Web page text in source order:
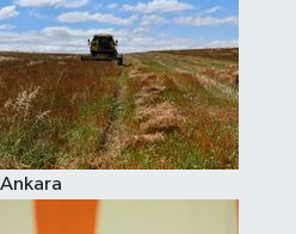
Ankara
Kültür Sanat
Sağlık
Siyaset
Teknoloji